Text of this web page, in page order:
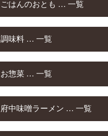
ごはんのおとも … 一覧
調味料 … 一覧
お惣菜 … 一覧
府中味噌ラーメン … 一覧